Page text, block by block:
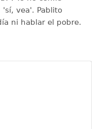
vea'. Pablito
ni hablar el pobre.